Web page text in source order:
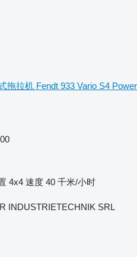
拖拉机 Fendt 933 Vario S4 Power
4x4 速度 40 千米/小时
INDUSTRIETECHNIK SRL